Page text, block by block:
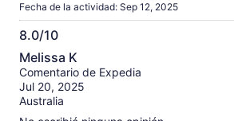
Fecha de la actividad: Sep 12, 2025
8.0/10
8.0
de
10
Melissa K
Comentario de Expedia
Jul 20, 2025
Australia